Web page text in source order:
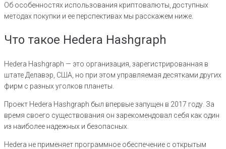
Об особенностях использования криптовалюты, доступных
методах покупки и ее перспективах мы расскажем ниже.
Что такое Hedera Hashgraph
Hedera Hashgraph — это организация, зарегистрированная в
штате Делавэр, США, но при этом управляемая десятками других
фирм с разных уголков планеты.
Проект Hedera Hashgraph был впервые запущен в 2017 году. За
время своего существования он зарекомендовал себя как один
из наиболее надежных и безопасных.
Hedera не применяет программное обеспечение с открытым